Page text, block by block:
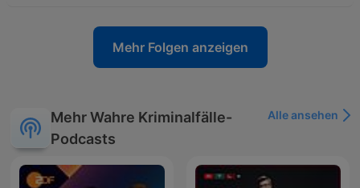
Mehr Folgen anzeigen
Mehr Wahre Kriminalfälle-
Podcasts
Alle ansehen